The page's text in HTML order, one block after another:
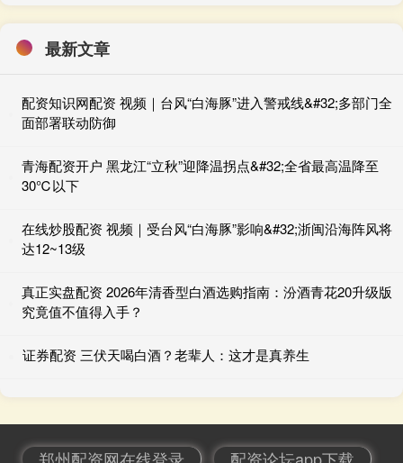
最新文章
配资知识网配资 视频｜台风“白海豚”进入警戒线&#32;多部门全
面部署联动防御
青海配资开户 黑龙江“立秋”迎降温拐点&#32;全省最高温降至
30℃以下
在线炒股配资 视频｜受台风“白海豚”影响&#32;浙闽沿海阵风将
达12~13级
真正实盘配资 2026年清香型白酒选购指南：汾酒青花20升级版
究竟值不值得入手？
证券配资 三伏天喝白酒？老辈人：这才是真养生